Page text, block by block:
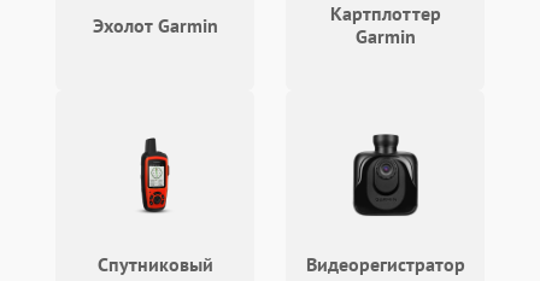
Эхолот Garmin
Картплоттер
Garmin
Спутниковый
Видеорегистратор